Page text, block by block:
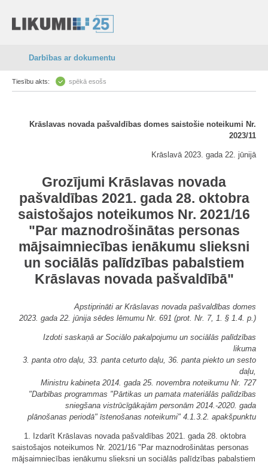
Darbības ar dokumentu
Tiesību akts: spēkā esošs
Krāslavas novada pašvaldības domes saistošie noteikumi Nr.
2023/11
Krāslavā 2023. gada 22. jūnijā
Grozījumi Krāslavas novada
pašvaldības 2021. gada 28. oktobra
saistošajos noteikumos Nr. 2021/16
"Par maznodrošinātas personas
mājsaimniecības ienākumu slieksni
un sociālās palīdzības pabalstiem
Krāslavas novada pašvaldībā"
Apstiprināti ar Krāslavas novada pašvaldības domes
2023. gada 22. jūnija sēdes lēmumu Nr. 691 (prot. Nr. 7, 1. § 1.4. p.)
Izdoti saskaņā ar Sociālo pakalpojumu un sociālās palīdzības
likuma
3. panta otro daļu, 33. panta ceturto daļu, 36. panta piekto un sesto
daļu,
Ministru kabineta 2014. gada 25. novembra noteikumu Nr. 727
"Darbības programmas "Pārtikas un pamata materiālās palīdzības
sniegšana vistrūcīgākajām personām 2014.-2020. gada
plānošanas periodā" īstenošanas noteikumi" 4.1.3.2. apakšpunktu
1. Izdarīt Krāslavas novada pašvaldības 2021. gada 28. oktobra
saistošajos noteikumos Nr. 2021/16 "Par maznodrošinātas personas
mājsaimniecības ienākumu slieksni un sociālās palīdzības pabalstiem